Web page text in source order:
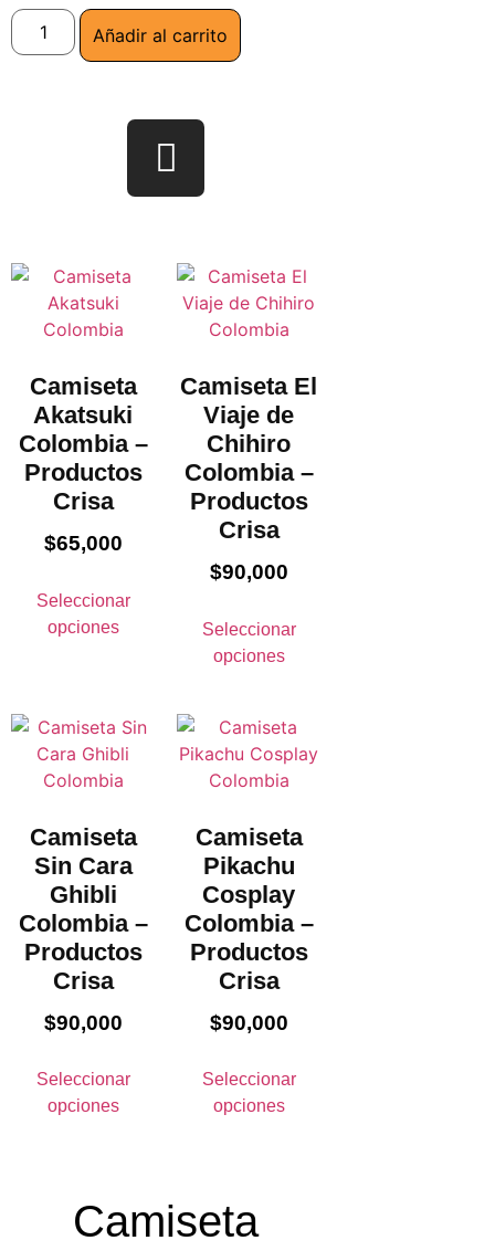
Añadir al carrito
Camiseta
Akatsuki
Colombia –
Productos
Crisa
$65,000
Seleccionar
opciones
Camiseta El
Viaje de
Chihiro
Colombia –
Productos
Crisa
$90,000
Seleccionar
opciones
Camiseta
Sin Cara
Ghibli
Colombia –
Productos
Crisa
$90,000
Seleccionar
opciones
Camiseta
Pikachu
Cosplay
Colombia –
Productos
Crisa
$90,000
Seleccionar
opciones
Camiseta